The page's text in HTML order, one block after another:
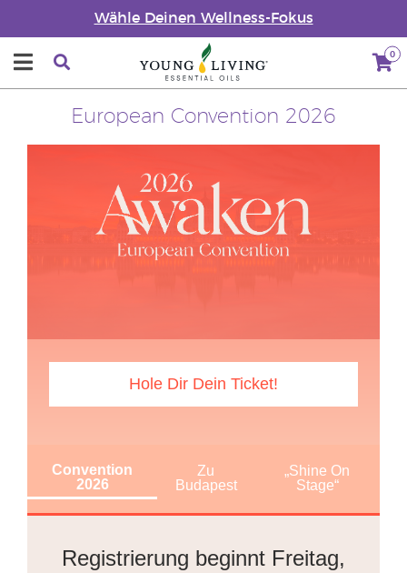
Wähle Deinen Wellness-Fokus
0
European Convention 2026
Hole Dir Dein Ticket!
Convention
2026
Zu
Budapest
„Shine On
Stage“
Registrierung beginnt Freitag,